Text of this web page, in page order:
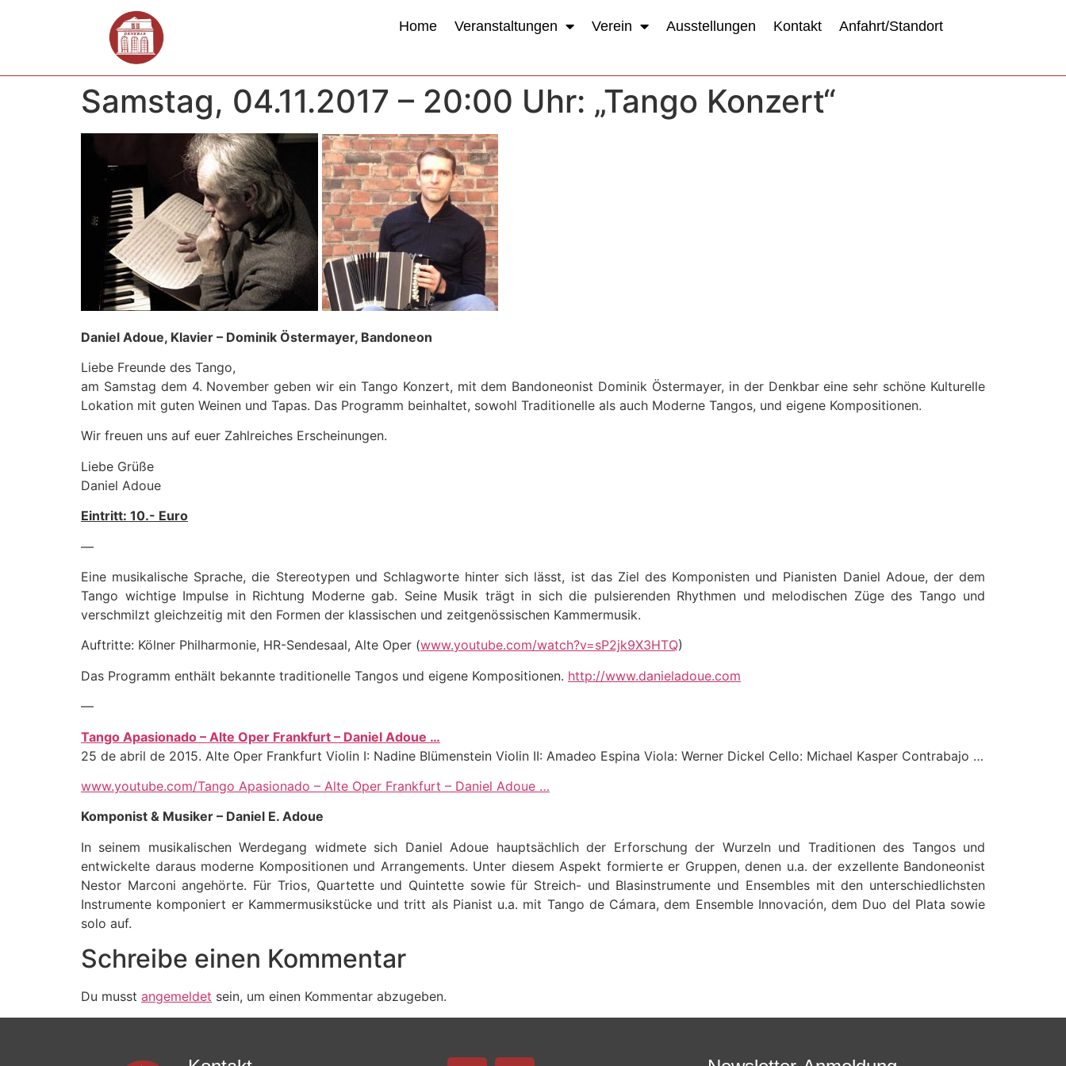
Home Veranstaltungen Verein Ausstellungen Kontakt Anfahrt/Standort
Samstag, 04.11.2017 – 20:00 Uhr: „Tango Konzert“
Daniel Adoue, Klavier – Dominik Östermayer, Bandoneon
Liebe Freunde des Tango,
am Samstag dem 4. November geben wir ein Tango Konzert, mit dem Bandoneonist Dominik Östermayer, in der Denkbar eine sehr schöne Kulturelle
Lokation mit guten Weinen und Tapas. Das Programm beinhaltet, sowohl Traditionelle als auch Moderne Tangos, und eigene Kompositionen.
Wir freuen uns auf euer Zahlreiches Erscheinungen.
Liebe Grüße
Daniel Adoue
Eintritt: 10.- Euro
—
Eine musikalische Sprache, die Stereotypen und Schlagworte hinter sich lässt, ist das Ziel des Komponisten und Pianisten Daniel Adoue, der dem
Tango wichtige Impulse in Richtung Moderne gab. Seine Musik trägt in sich die pulsierenden Rhythmen und melodischen Züge des Tango und
verschmilzt gleichzeitig mit den Formen der klassischen und zeitgenössischen Kammermusik.
Auftritte: Kölner Philharmonie, HR-Sendesaal, Alte Oper (www.youtube.com/watch?v=sP2jk9X3HTQ)
Das Programm enthält bekannte traditionelle Tangos und eigene Kompositionen. http://www.danieladoue.com
—
Tango Apasionado – Alte Oper Frankfurt – Daniel Adoue …
25 de abril de 2015. Alte Oper Frankfurt Violin I: Nadine Blümenstein Violin II: Amadeo Espina Viola: Werner Dickel Cello: Michael Kasper Contrabajo …
www.youtube.com/Tango Apasionado – Alte Oper Frankfurt – Daniel Adoue …
Komponist & Musiker – Daniel E. Adoue
In seinem musikalischen Werdegang widmete sich Daniel Adoue hauptsächlich der Erforschung der Wurzeln und Traditionen des Tangos und
entwickelte daraus moderne Kompositionen und Arrangements. Unter diesem Aspekt formierte er Gruppen, denen u.a. der exzellente Bandoneonist
Nestor Marconi angehörte. Für Trios, Quartette und Quintette sowie für Streich- und Blasinstrumente und Ensembles mit den unterschiedlichsten
Instrumente komponiert er Kammermusikstücke und tritt als Pianist u.a. mit Tango de Cámara, dem Ensemble Innovación, dem Duo del Plata sowie
solo auf.
Schreibe einen Kommentar
Du musst angemeldet sein, um einen Kommentar abzugeben.